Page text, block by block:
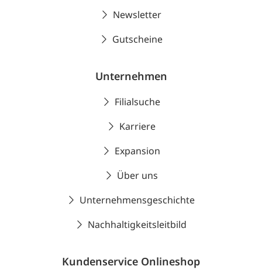
Newsletter
Gutscheine
Unternehmen
Filialsuche
Karriere
Expansion
Über uns
Unternehmensgeschichte
Nachhaltigkeitsleitbild
Kundenservice Onlineshop